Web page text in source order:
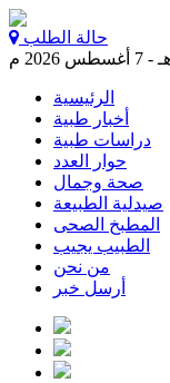
حالة الطلب
الرئيسية
أخبار طبية
دراسات طبية
حوار العدد
صحة وجمال
صيدلية الطبيعة
المطبخ الصحى
الطبيب يجيب
من نحن
أرسل خبر